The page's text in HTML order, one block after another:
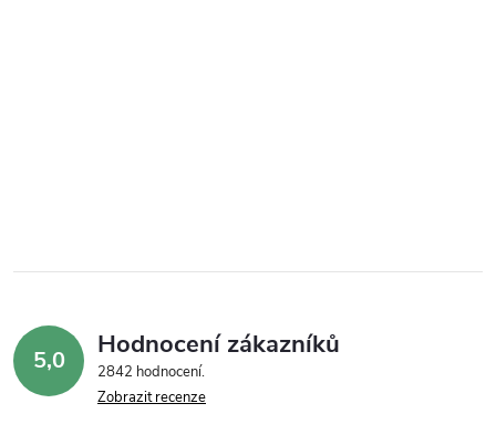
5,0 Hodnocení zákazníků
2842 hodnocení
Zobrazit recenze